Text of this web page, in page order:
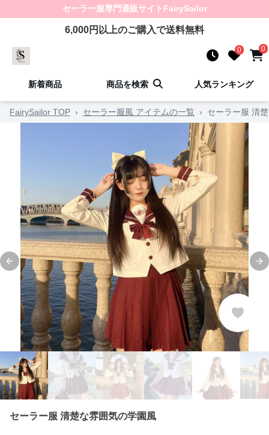
セーラー服専門通販サイト FairySailor
6,000円以上のご購入で送料無料
0 0
新着商品 商品を検索 人気ランキング
FairySailor TOP › セーラー服風 アイテムの一覧 › セーラー服 清
Previous slide
セーラー服 清楚な雰囲気の学園風